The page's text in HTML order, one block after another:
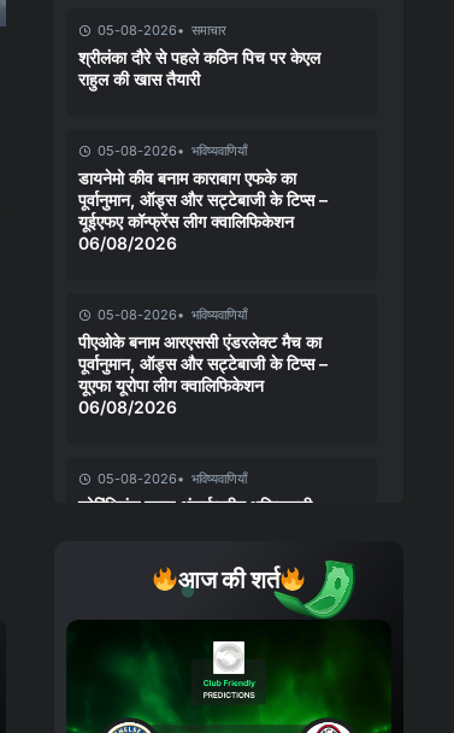
05-08-2026 समाचार
श्रीलंका दौरे से पहले कठिन पिच पर केएल
राहुल की खास तैयारी
05-08-2026 भविष्यवाणियाँ
डायनेमो कीव बनाम काराबाग एफके का
पूर्वानुमान, ऑड्स और सट्टेबाजी के टिप्स –
यूईएफए कॉन्फ्रेंस लीग क्वालिफिकेशन
06/08/2026
05-08-2026 भविष्यवाणियाँ
पीएओके बनाम आरएससी एंडरलेक्ट मैच का
पूर्वानुमान, ऑड्स और सट्टेबाजी के टिप्स –
यूएफा यूरोपा लीग क्वालिफिकेशन
06/08/2026
05-08-2026 भविष्यवाणियाँ
कोरिंथियंस बनाम अंतर्राष्ट्रीय भविष्यवाणी,
04-08-2026 भविष्यवाणियाँ
चेल्सी बनाम जुवेंटस मैच का पूर्वानुमान, ऑड्स
और सट्टेबाजी के टिप्स – क्लब फ्रेंडली मैच
05/08/2026
आज की शर्त